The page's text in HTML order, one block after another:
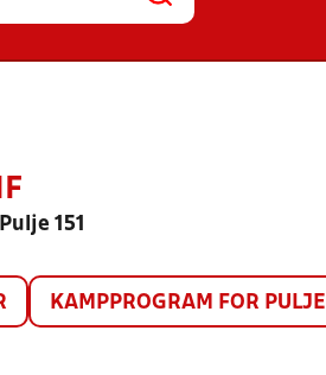
151
KAMPPROGRAM FOR PULJE